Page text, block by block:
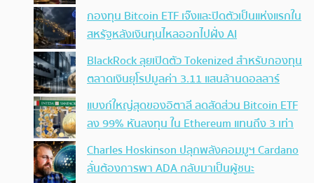
กองทุน Bitcoin ETF เจ๊งและปิดตัวเป็นแห่งแรกใน
สหรัฐหลังเงินทุนไหลออกไปฝั่ง AI
BlackRock ลุยเปิดตัว Tokenized สำหรับกองทุน
ตลาดเงินยุโรปมูลค่า 3.11 แสนล้านดอลลาร์
แบงก์ใหญ่สุดของอิตาลี ลดสัดส่วน Bitcoin ETF
ลง 99% หันลงทุน ใน Ethereum แทนถึง 3 เท่า
Charles Hoskinson ปลุกพลังคอมมูฯ Cardano
ลั่นต้องการพา ADA กลับมาเป็นผู้ชนะ